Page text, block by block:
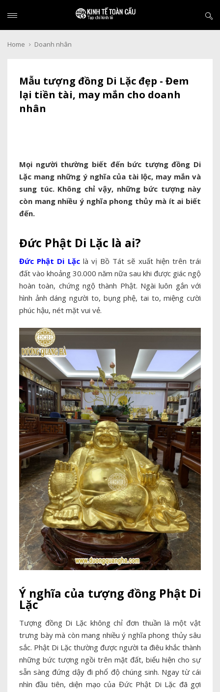
Home Doanh nhân
Mẫu tượng đồng Di Lặc đẹp - Đem
lại tiền tài, may mắn cho doanh
nhân
Mọi người thường biết đến bức tượng đồng Di
Lặc mang những ý nghĩa của tài lộc, may mắn và
sung túc. Không chỉ vậy, những bức tượng này
còn mang nhiều ý nghĩa phong thủy mà ít ai biết
đến.
Đức Phật Di Lặc là ai?
Đức Phật Di Lặclà vị Bồ Tát sẽ xuất hiện trên trái
đất vào khoảng 30.000 năm nữa sau khi được giác ngộ
hoàn toàn, chứng ngộ thành Phật. Ngài luôn gắn với
hình ảnh dáng người to, bụng phệ, tai to, miệng cười
phúc hậu, nét mặt vui vẻ.
Ý nghĩa của tượng đồng Phật Di
Lặc
Tượng đồng Di Lặc không chỉ đơn thuần là một vật
trưng bày mà còn mang nhiều ý nghĩa phong thủy sâu
sắc. Phật Di Lặc thường được người ta điêu khắc thành
những bức tượng ngồi trên mặt đất, biểu hiện cho sự
sẵn sàng đứng dậy đi phổ độ chúng sinh. Ngay từ cái
nhìn đầu tiên, diện mạo của Đức Phật Di Lặc đã gợi